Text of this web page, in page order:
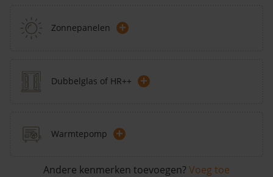
Zonnepanelen +
Dubbelglas of HR++ +
Warmtepomp +
Andere kenmerken toevoegen? Voeg toe